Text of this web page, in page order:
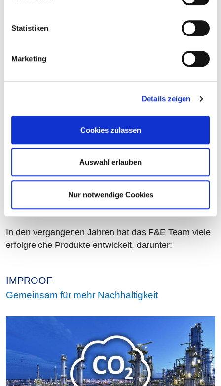
Statistiken
Marketing
Details zeigen
Cookies zulassen
Auswahl erlauben
Nur notwendige Cookies
2011 - 2020
2000 - 2010
Unsere Erfolgsgeschichten
Innovationen, die in der Praxis den
Unterschied machen
In den vergangenen Jahren hat das F&E Team viele
erfolgreiche Produkte entwickelt, darunter:
IMPROOF
Gemeinsam für mehr Nachhaltigkeit